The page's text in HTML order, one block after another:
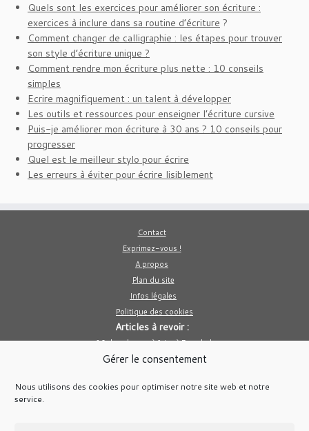
Gérer le consentement
Nous utilisons des cookies pour optimiser notre site web et notre
service.
Quels sont les exercices pour améliorer son écriture :
exercices à inclure dans sa routine d’écriture ?
Comment changer de calligraphie : les étapes pour trouver
son style d’écriture unique ?
Comment rendre mon écriture plus nette : 10 conseils
simples
Ecrire magnifiquement : un talent à développer
Les outils et ressources pour enseigner l’écriture cursive
Puis-je améliorer mon écriture à 30 ans ? 10 conseils pour
progresser
Quel est le meilleur stylo pour écrire
Les erreurs à éviter pour écrire lisiblement
Contact
Exprimez-vous !
A propos
Plan du site
Infos légales
Politique des cookies
Articles à revoir :
10 des choses à faire à Bangkok
Le poivre est il bon pour la santé ?
Médicament homéopathique pour le sommeil